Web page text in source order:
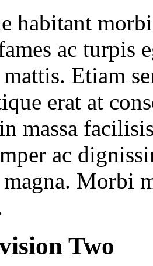
habitant
ac turpis
Etiam
erat at
massa
ac
Morbi
Two